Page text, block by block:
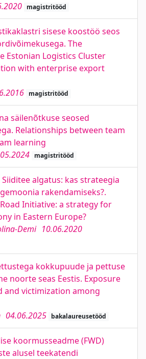
magistritööd
sisese koostöö seos
The
Estonian Logistics Cluster
with enterprise export
magistritööd
säilenõtkuse seosed
Relationships between team
learning
magistritööd
algatus: kas strateegia
rakendamiseks?.
Initiative: a strategy for
in Eastern Europe?
Demi 10.06.2020
kokkupuude ja pettuse
noorte seas Eestis. Exposure
and victimization among
04.06.2025 bakalaureusetööd
koormusseadme (FWD)
alusel teekatendi